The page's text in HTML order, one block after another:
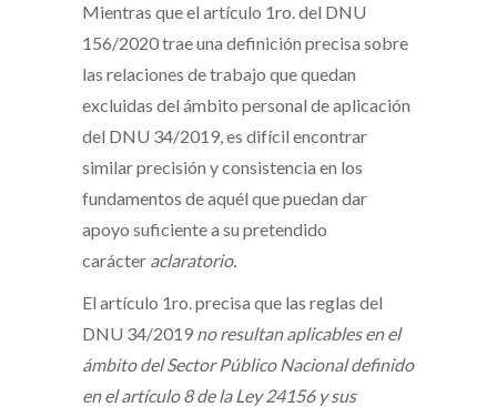
Mientras que el artículo 1ro. del DNU
156/2020 trae una definición precisa sobre
las relaciones de trabajo que quedan
excluidas del ámbito personal de aplicación
del DNU 34/2019, es difícil encontrar
similar precisión y consistencia en los
fundamentos de aquél que puedan dar
apoyo suficiente a su pretendido
carácter aclaratorio.
El artículo 1ro. precisa que las reglas del
DNU 34/2019 no resultan aplicables en el
ámbito del Sector Público Nacional definido
en el artículo 8 de la Ley 24156 y sus